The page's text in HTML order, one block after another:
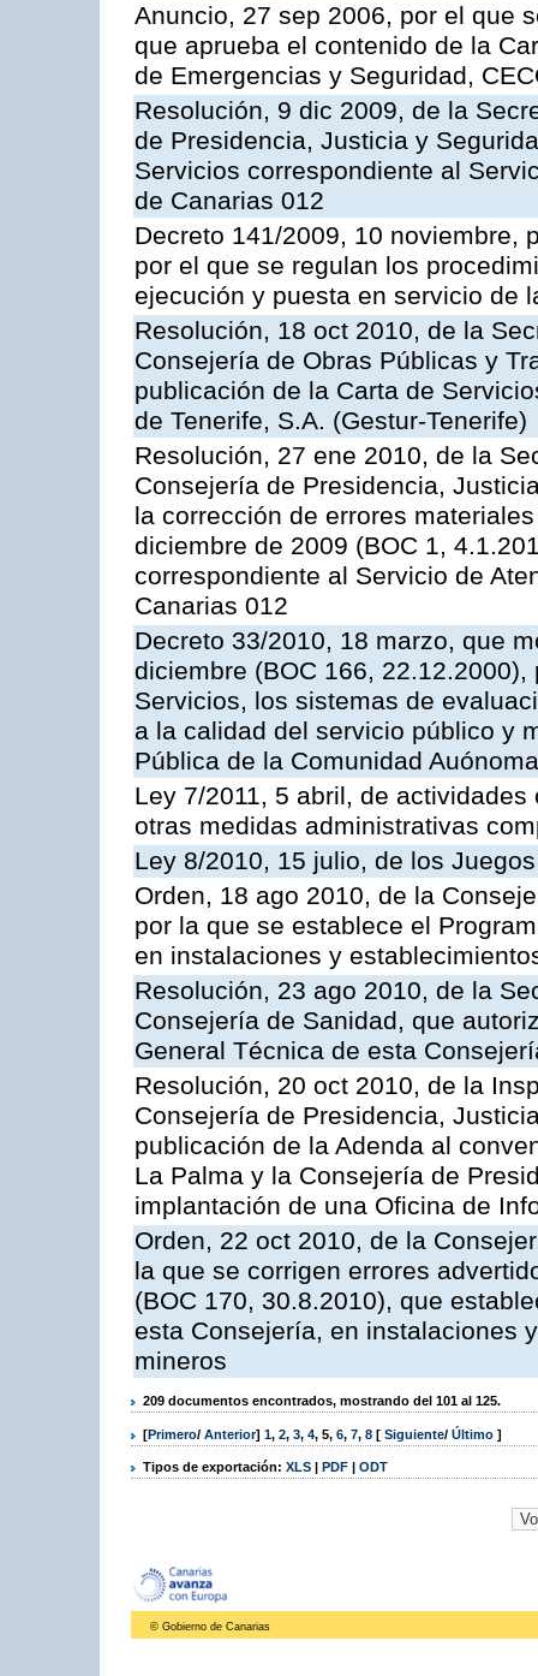
Anuncio, 27 sep 2006, por el que
que aprueba el contenido de la
de Emergencias y Seguridad,
Resolución, 9 dic 2009, de la
de Presidencia, Justicia y
Servicios correspondiente al
de Canarias 012
Decreto 141/2009, 10 noviembre,
por el que se regulan los
ejecución y puesta en servicio de
Resolución, 18 oct 2010, de la
Consejería de Obras Públicas y
publicación de la Carta de
de Tenerife, S.A. (Gestur-Tenerife)
Resolución, 27 ene 2010, de la
Consejería de Presidencia,
la corrección de errores
diciembre de 2009 (BOC 1,
correspondiente al Servicio de
Canarias 012
Decreto 33/2010, 18 marzo, que
diciembre (BOC 166,
Servicios, los sistemas de
a la calidad del servicio público y
Pública de la Comunidad
Ley 7/2011, 5 abril, de
otras medidas administrativas
Ley 8/2010, 15 julio, de los
Orden, 18 ago 2010, de la
por la que se establece el
en instalaciones y
Resolución, 23 ago 2010, de la
Consejería de Sanidad, que
General Técnica de esta
Resolución, 20 oct 2010, de la
Consejería de Presidencia,
publicación de la Adenda al
La Palma y la Consejería de
implantación de una Oficina de
Orden, 22 oct 2010, de la
la que se corrigen errores
(BOC 170, 30.8.2010), que
esta Consejería, en instalaciones
mineros
209 documentos encontrados, mostrando del 101 al 125.
[Primero/ Anterior] 1, 2, 3, 4, 5, 6, 7, 8 [ Siguiente/ Último ]
Tipos de exportación: XLS | PDF | ODT
© Gobierno de Canarias